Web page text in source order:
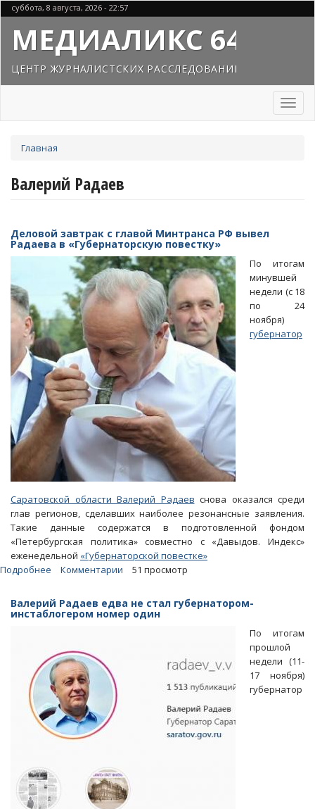
Перейти
к
основному
содержанию
суббота, 8 августа, 2026 - 22:57
МЕДИАЛИКС 64
ЦЕНТР ЖУРНАЛИСТСКИХ РАССЛЕДОВАНИЙ
Toggle
здесь
Главная
Валерий Радаев
Деловой завтрак с главой Минтранса РФ вывел
Радаева в «Губернаторскую повестку»
По итогам
минувшей
недели (с 18
по 24
ноября)
губернатор
Саратовской области Валерий Радаев снова оказался среди
глав регионов, сделавших наиболее резонансные заявления.
Такие данные содержатся в подготовленной фондом
«Петербургская политика» совместно с «Давыдов. Индекс»
еженедельной «Губернаторской повестке»
Подробнее
завтрак
с
РФ
вывел
Радаева
в
«Губернаторскую
повестку»
Комментарии 51 просмотр
Валерий Радаев едва не стал губернатором-
инстаблогером номер один
По итогам
прошлой
недели (11-
17 ноября)
губернатор